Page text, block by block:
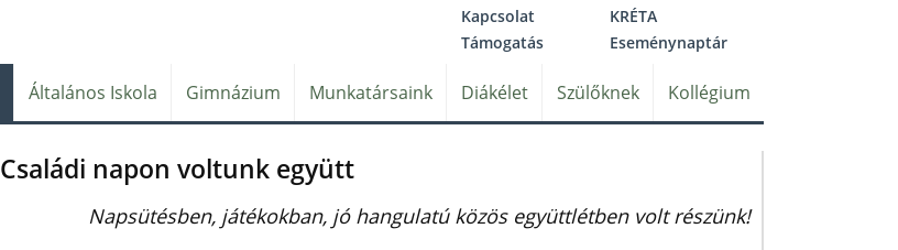
Kapcsolat
KRÉTA
Támogatás
Eseménynaptár
Általános Iskola Gimnázium Munkatársaink Diákélet Szülőknek Kollégium
Családi napon voltunk együtt
Napsütésben, játékokban, jó hangulatú közös együttlétben volt részünk!